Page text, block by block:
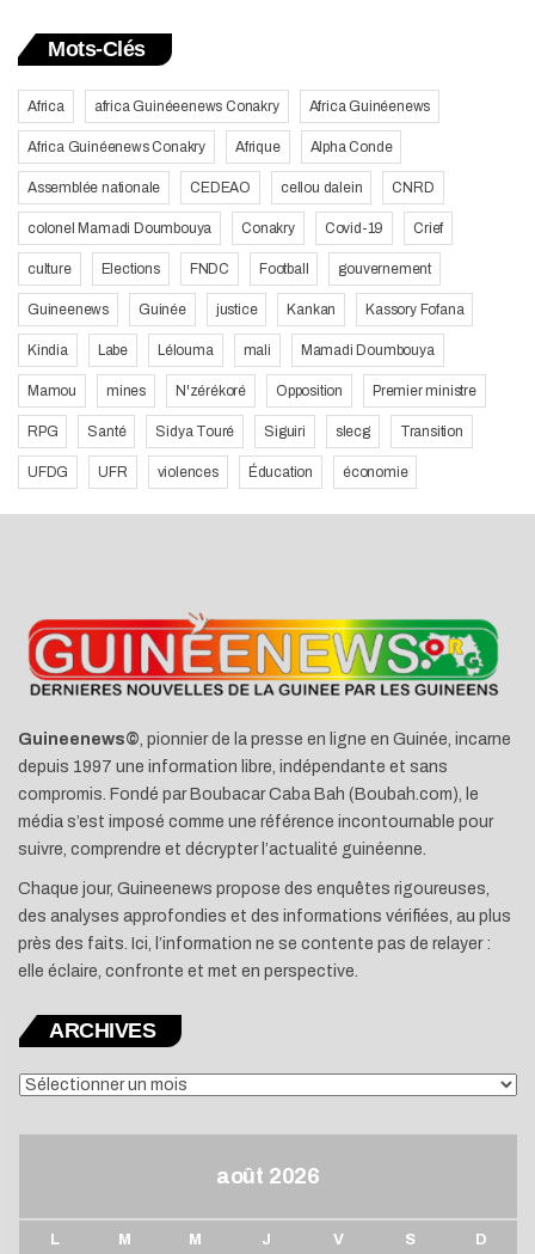
Mots-Clés
Africa africa Guinéeenews Conakry Africa Guinéenews
Africa Guinéenews Conakry Afrique Alpha Conde
Assemblée nationale CEDEAO cellou dalein CNRD
colonel Mamadi Doumbouya Conakry Covid-19 Crief
culture Elections FNDC Football gouvernement
Guineenews Guinée justice Kankan Kassory Fofana
Kindia Labe Lélouma mali Mamadi Doumbouya
Mamou mines N'zérékoré Opposition Premier ministre
RPG Santé Sidya Touré Siguiri slecg Transition
UFDG UFR violences Éducation économie
Guineenews©, pionnier de la presse en ligne en Guinée, incarne
depuis 1997 une information libre, indépendante et sans
compromis. Fondé par Boubacar Caba Bah (Boubah.com), le
média s’est imposé comme une référence incontournable pour
suivre, comprendre et décrypter l’actualité guinéenne.
Chaque jour, Guineenews propose des enquêtes rigoureuses,
des analyses approfondies et des informations vérifiées, au plus
près des faits. Ici, l’information ne se contente pas de relayer :
elle éclaire, confronte et met en perspective.
ARCHIVES
ARCHIVES
août 2026
L M M J V S D